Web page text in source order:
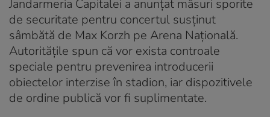
Jandarmeria Capitalei a anunțat măsuri sporite
de securitate pentru concertul susținut
sâmbătă de Max Korzh pe Arena Națională.
Autoritățile spun că vor exista controale
speciale pentru prevenirea introducerii
obiectelor interzise în stadion, iar dispozitivele
de ordine publică vor fi suplimentate.